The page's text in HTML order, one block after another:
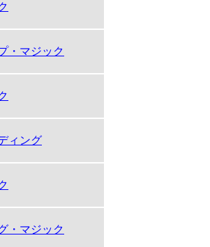
・マジック
ィング
・マジック